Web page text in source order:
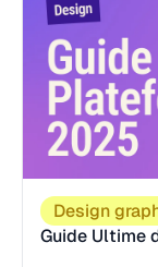
Design
Guide Ultime